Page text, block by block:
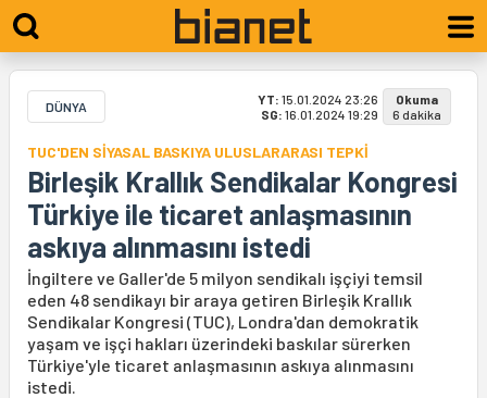
DÜNYA YT: 15.01.2024 23:26
SG: 16.01.2024 19:29
Okuma
6 dakika
TUC'DEN SİYASAL BASKIYA ULUSLARARASI TEPKİ
Birleşik Krallık Sendikalar Kongresi
Türkiye ile ticaret anlaşmasının
askıya alınmasını istedi
İngiltere ve Galler'de 5 milyon sendikalı işçiyi temsil
eden 48 sendikayı bir araya getiren Birleşik Krallık
Sendikalar Kongresi (TUC), Londra'dan demokratik
yaşam ve işçi hakları üzerindeki baskılar sürerken
Türkiye'yle ticaret anlaşmasının askıya alınmasını
istedi.